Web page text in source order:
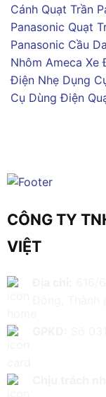
Cánh Quạt Trần
Panasonic Quạt
Panasonic Cầu
Nhôm Ameca Xe
Điện Nhẹ Dụng
Cụ Dùng Điện
CÔNG TY
VIỆT